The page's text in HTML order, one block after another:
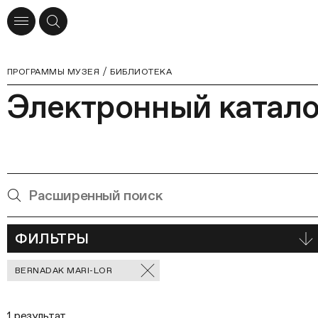
ПРОГРАММЫ МУЗЕЯ БИБЛИОТЕКА
Электронный
ФИЛЬТРЫ
Отмеченные
фильтры
BERNADAK MARI-LOR